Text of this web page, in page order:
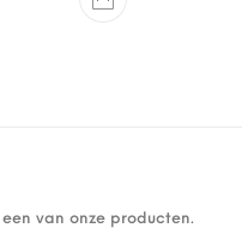
van onze producten.